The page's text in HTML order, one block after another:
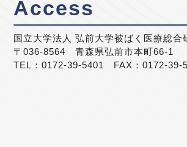
Access
国立大学法人 弘前大学被ばく医療総合
〒036-8564 青森県弘前市本町66-1
TEL：0172-39-5401 FAX：0172-39-